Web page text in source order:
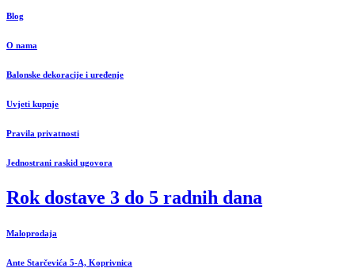
Blog
O nama
Balonske dekoracije i uređenje
Uvjeti kupnje
Pravila privatnosti
Jednostrani raskid ugovora
Rok dostave 3 do 5 radnih dana
Maloprodaja
Ante Starčevića 5-A, Koprivnica